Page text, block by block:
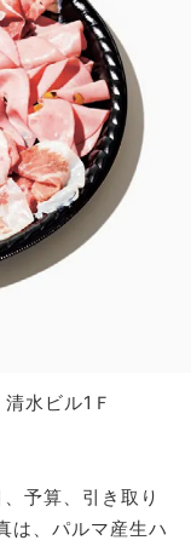
水ビル1Ｆ
予算、引き取り
は、パルマ産生ハ